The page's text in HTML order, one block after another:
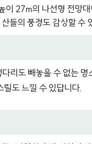
이 27m의 나선형 전망
들의 풍경도 감상할 수
리도 빼놓을 수 없는 명
릴도 느낄 수 있답니다.